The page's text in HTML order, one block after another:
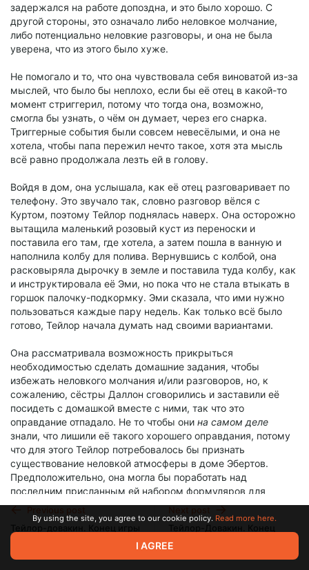
задержался на работе допоздна, и это было хорошо. С
другой стороны, это означало либо неловкое молчание,
либо потенциально неловкие разговоры, и она не была
уверена, что из этого было хуже.
Не помогало и то, что она чувствовала себя виноватой из-за
мыслей, что было бы неплохо, если бы её отец в какой-то
момент стриггерил, потому что тогда она, возможно,
смогла бы узнать, о чём он думает, через его снарка.
Триггерные события были совсем невесёлыми, и она не
хотела, чтобы папа пережил нечто такое, хотя эта мысль
всё равно продолжала лезть ей в голову.
Войдя в дом, она услышала, как её отец разговаривает по
телефону. Это звучало так, словно разговор вёлся с
Куртом, поэтому Тейлор поднялась наверх. Она осторожно
вытащила маленький розовый куст из переноски и
поставила его там, где хотела, а затем пошла в ванную и
наполнила колбу для полива. Вернувшись с колбой, она
расковыряла дырочку в земле и поставила туда колбу, как
и инструктировала её Эми, но пока что не стала втыкать в
горшок палочку-подкормку. Эми сказала, что ими нужно
пользоваться каждые пару недель. Как только всё было
готово, Тейлор начала думать над своими вариантами.
Она рассматривала возможность прикрыться
необходимостью сделать домашние задания, чтобы
избежать неловкого молчания и/или разговоров, но, к
сожалению, сёстры Даллон сговорились и заставили её
посидеть с домашкой вместе с ними, так что это
оправдание отпадало. Не то чтобы они на самом деле
знали, что лишили её такого хорошего оправдания, потому
что для этого Тейлор потребовалось бы признать
существование неловкой атмосферы в доме Эбертов.
Предположительно, она могла бы поработать над
последним присланным ей набором формуляров для
парачеловеческих психологов/терапевтов в качестве
оправдания своего отсутствия, но на самом деле это не
было чем-то, что от неётребовалосьсделать, и она уже
начинала задаваться вопросом, нужно ли ей это вообще.
Она, вероятно, всё равно скоро продолжит их разбирать,
8.1
Sep 25 2023 20:18
By using the site, you agree to our cookie policy. Read more here.
I AGREE